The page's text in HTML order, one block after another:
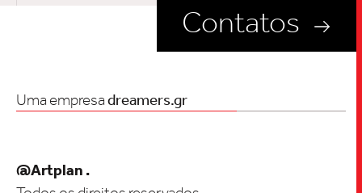
Contatos
Uma empresadreamers.gr
@Artplan .